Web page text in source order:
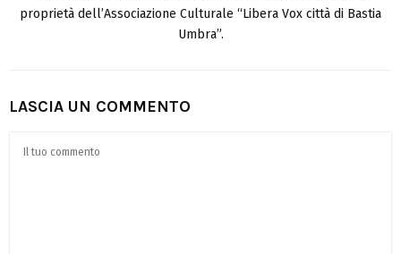
proprietà dell’Associazione Culturale “Libera Vox città di Bastia
Umbra”.
LASCIA UN COMMENTO